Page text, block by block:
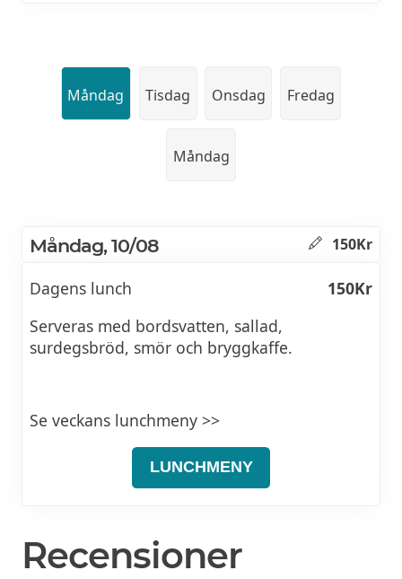
Måndag Tisdag Onsdag Fredag
Måndag
Måndag, 10/08 150Kr
Dagens lunch
150Kr
Serveras med bordsvatten, sallad,
surdegsbröd, smör och bryggkaffe.
Se veckans lunchmeny >>
LUNCHMENY
Recensioner